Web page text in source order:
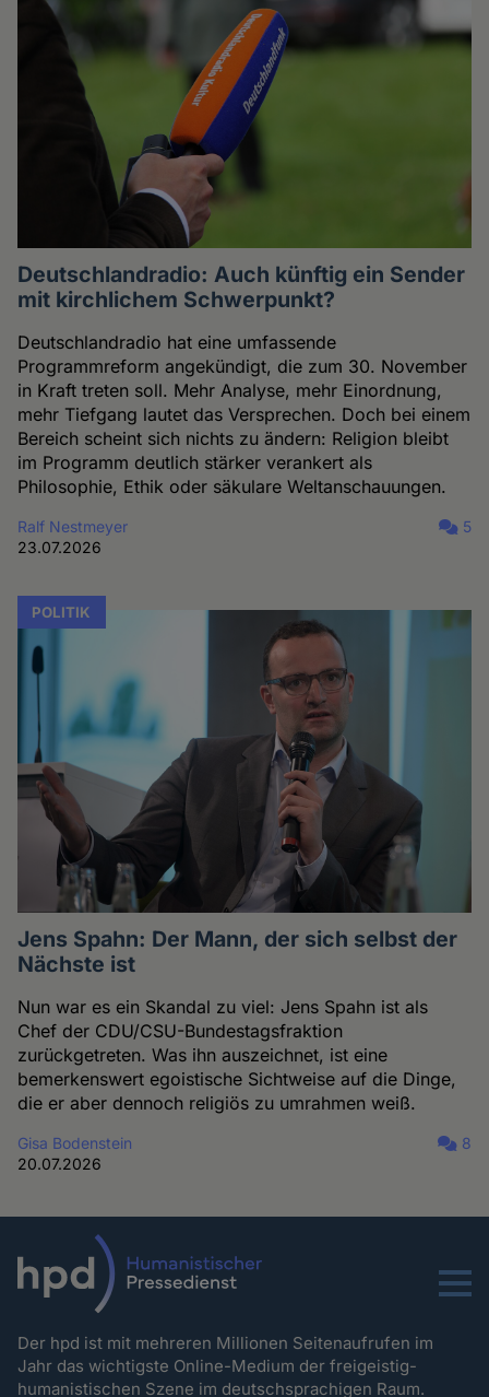
Deutschlandradio: Auch künftig ein Sender
mit kirchlichem Schwerpunkt?
Deutschlandradio hat eine umfassende
Programmreform angekündigt, die zum 30. November
in Kraft treten soll. Mehr Analyse, mehr Einordnung,
mehr Tiefgang lautet das Versprechen. Doch bei einem
Bereich scheint sich nichts zu ändern: Religion bleibt
im Programm deutlich stärker verankert als
Philosophie, Ethik oder säkulare Weltanschauungen.
Ralf Nestmeyer
23.07.2026
5
POLITIK
Jens Spahn: Der Mann, der sich selbst der
Nächste ist
Nun war es ein Skandal zu viel: Jens Spahn ist als
Chef der CDU/CSU-Bundestagsfraktion
zurückgetreten. Was ihn auszeichnet, ist eine
bemerkenswert egoistische Sichtweise auf die Dinge,
die er aber dennoch religiös zu umrahmen weiß.
Gisa Bodenstein
20.07.2026
8
Menu
Der hpd ist mit mehreren Millionen Seitenaufrufen im
Jahr das wichtigste Online-Medium der freigeistig-
humanistischen Szene im deutschsprachigen Raum.